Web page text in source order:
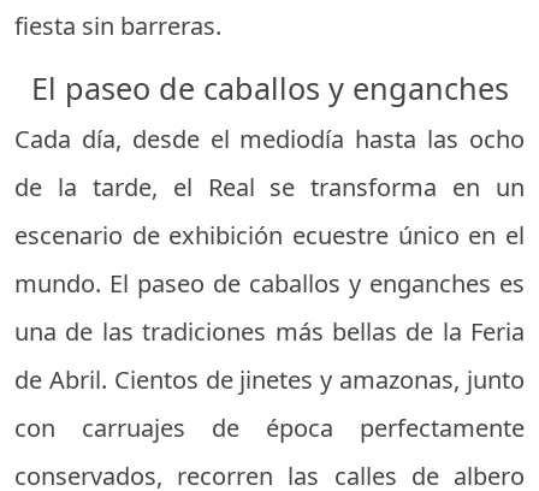
fiesta sin barreras.
El paseo de caballos y enganches
Cada día, desde el mediodía hasta las ocho
de la tarde, el Real se transforma en un
escenario de exhibición ecuestre único en el
mundo. El paseo de caballos y enganches es
una de las tradiciones más bellas de la Feria
de Abril. Cientos de jinetes y amazonas, junto
con carruajes de época perfectamente
conservados, recorren las calles de albero